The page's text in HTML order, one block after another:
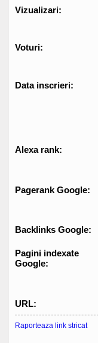
Vizualizari:
Voturi:
Data inscrieri:
Alexa rank:
Pagerank Google:
Backlinks Google:
Pagini indexate
Google:
URL:
Raporteaza link stricat